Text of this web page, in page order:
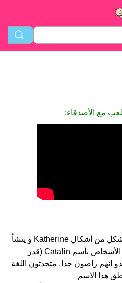
مع الأصدقاء:
Catalin هو اسم فتاة. الأسم شكل من أشكال Katherine و ينشأ
من الباسكي. على موقعنا 58 الأشخاص بأسم Catalin (قدر
ب 4.5 نجمة من 5 يبدو انهم راضون جدا. متحدثون اللغة
هذا الأسم